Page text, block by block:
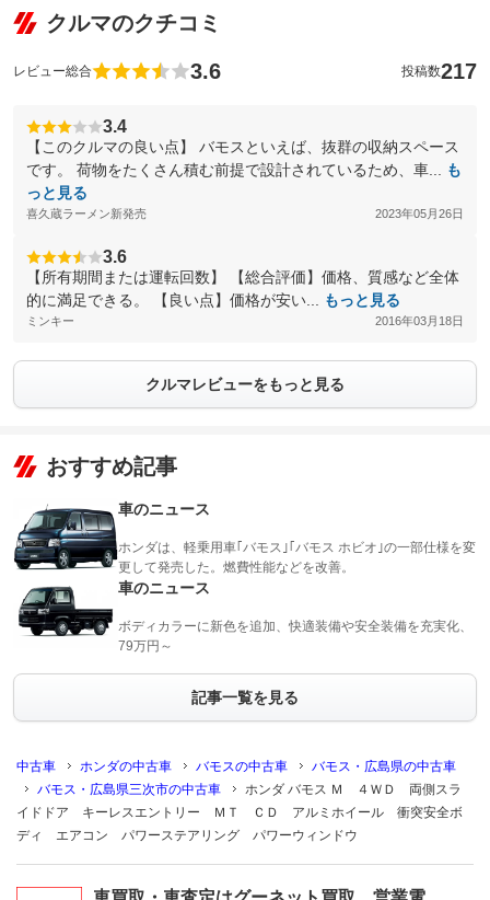
クルマのクチコミ
レビュー総合 3.6 投稿数217
3.4
【このクルマの良い点】 バモスといえば、抜群の収納スペース
です。 荷物をたくさん積む前提で設計されているため、車...
も
っと見る
喜久蔵ラーメン新発売 2023年05月26日
3.6
【所有期間または運転回数】 【総合評価】価格、質感など全体
的に満足できる。 【良い点】価格が安い...
もっと見る
ミンキー 2016年03月18日
クルマレビューをもっと見る
おすすめ記事
車のニュース
ホンダは、軽乗用車｢バモス｣｢バモス ホビオ｣の一部仕様を変
更して発売した。燃費性能などを改善。
車のニュース
ボディカラーに新色を追加、快適装備や安全装備を充実化、
79万円～
記事一覧を見る
中古車 ホンダの中古車 バモスの中古車
バモス・広島県の中古車
バモス・広島県三次市の中古車
ホンダ バモス Ｍ ４ＷＤ 両側スラ
イドドア キーレスエントリー ＭＴ ＣＤ アルミホイール 衝突安全ボ
ディ エアコン パワーステアリング パワーウィンドウ